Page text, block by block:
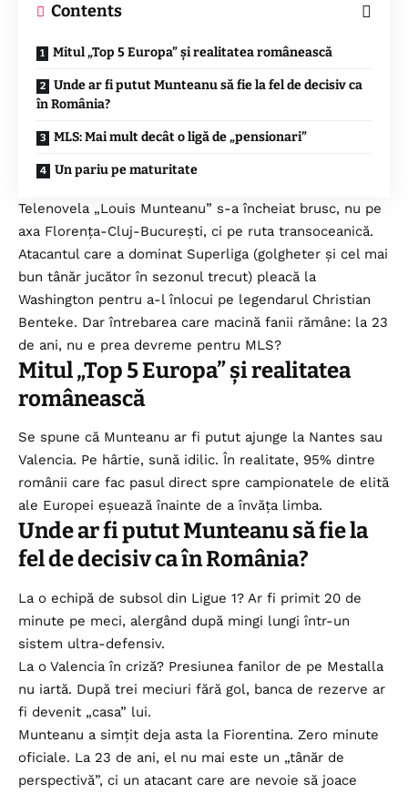
Contents
Mitul „Top 5 Europa” și realitatea românească
Unde ar fi putut Munteanu să fie la fel de decisiv ca
în România?
MLS: Mai mult decât o ligă de „pensionari”
Un pariu pe maturitate
Telenovela „Louis Munteanu” s-a încheiat brusc, nu pe
axa Florența-Cluj-București, ci pe ruta transoceanică.
Atacantul care a dominat Superliga (golgheter și cel mai
bun tânăr jucător în sezonul trecut) pleacă la
Washington pentru a-l înlocui pe legendarul Christian
Benteke. Dar întrebarea care macină fanii rămâne: la 23
de ani, nu e prea devreme pentru MLS?
Mitul „Top 5 Europa” și realitatea
românească
Se spune că Munteanu ar fi putut ajunge la Nantes sau
Valencia. Pe hârtie, sună idilic. În realitate, 95% dintre
românii care fac pasul direct spre campionatele de elită
ale Europei eșuează înainte de a învăța limba.
Unde ar fi putut Munteanu să fie la
fel de decisiv ca în România?
La o echipă de subsol din Ligue 1? Ar fi primit 20 de
minute pe meci, alergând după mingi lungi într-un
sistem ultra-defensiv.
La o Valencia în criză? Presiunea fanilor de pe Mestalla
nu iartă. După trei meciuri fără gol, banca de rezerve ar
fi devenit „casa” lui.
Munteanu a simțit deja asta la Fiorentina. Zero minute
oficiale. La 23 de ani, el nu mai este un „tânăr de
perspectivă”, ci un atacant care are nevoie să joace